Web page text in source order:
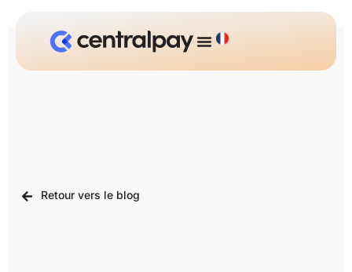
Retour vers le blog